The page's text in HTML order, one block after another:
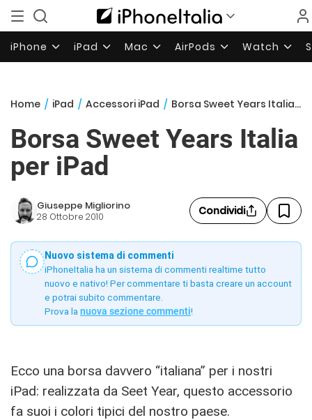
iPhone iPad Mac AirPods Watch
Home / iPad / Accessori iPad / Borsa Sweet Years Italia per iPad
Borsa Sweet Years Italia
per iPad
Giuseppe Migliorino
28 Ottobre 2010 Condividi
Nuovo sistema di commenti
iPhoneItalia ha un sistema di commenti realtime tutto
nuovo e nativo! Per commentare ti basta creare un account
e potrai subito commentare.
Prova la nuova sezione commenti!
Ecco una borsa davvero “italiana” per i nostri
iPad: realizzata da Seet Year, questo accessorio
fa suoi i colori tipici del nostro paese.